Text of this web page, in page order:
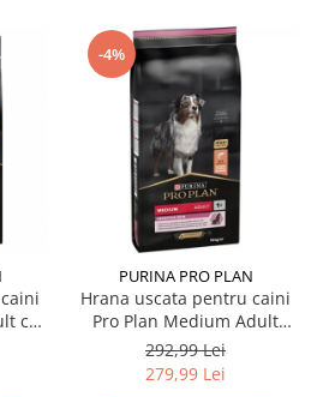
cu
-4%
PURINA PRO PLAN
Hrana uscata pentru caini
Pro Plan Medium Adult
Sensitive Skin cu somon 14
kg
292,99 Lei
279,99 Lei